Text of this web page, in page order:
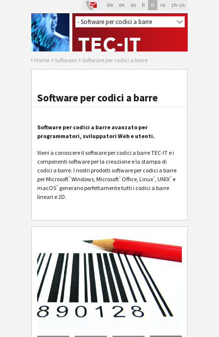
de en es fr it ru zh-cn
Home Software Software per codici a barre
Software per codici a barre
Software per codici a barre avanzato per
programmatori, sviluppatori Web e utenti.
Vieni a conoscere il software per codici a barre TEC-IT e i
componenti software per la creazione e la stampa di
codici a barre. I nostri prodotti software per codici a barre
per Microsoft®Windows, Microsoft® Office, Linux®, UNIX® e
macOS® generano perfettamente tutti i codici a barre
lineari e 2D.